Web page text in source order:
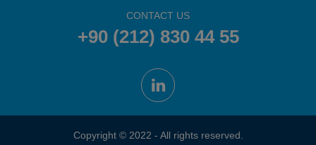
CONTACT US
+90 (212) 830 44 55
Copyright © 2022 - All rights reserved.